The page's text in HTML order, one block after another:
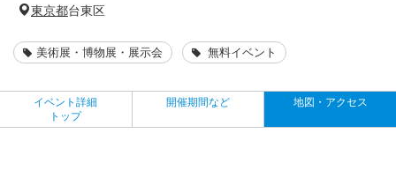
東京都台東区
美術展・博物展・展示会 無料イベント
イベント詳細
トップ
開催期間など 地図・アクセス